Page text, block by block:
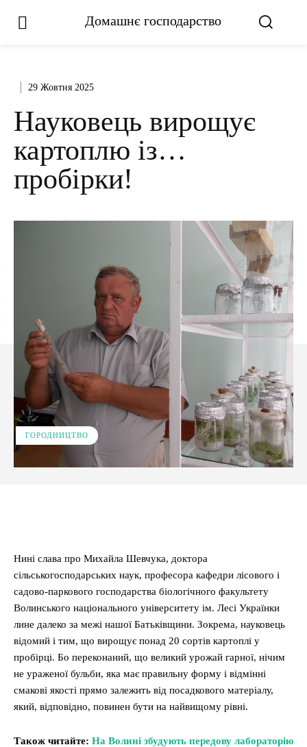
Домашнє господарство
29 Жовтня 2025
Науковець вирощує
картоплю із…
пробірки!
ГОРОДНИЦТВО
Нині слава про Михайла Шевчука, доктора
сільськогосподарських наук, професора кафедри лісового і
садово-паркового господарства біологічного факультету
Волинського національного університету ім. Лесі Українки
лине далеко за межі нашої Батьківщини. Зокрема, науковець
відомий і тим, що вирощує понад 20 сортів картоплі у
пробірці. Бо переконаний, що великий урожай гарної, нічим
не ураженої бульби, яка має правильну форму і відмінні
смакові якості прямо залежить від посадкового матеріалу,
який, відповідно, повинен бути на найвищому рівні.
Також читайте: На Волині збудують передову лабораторію